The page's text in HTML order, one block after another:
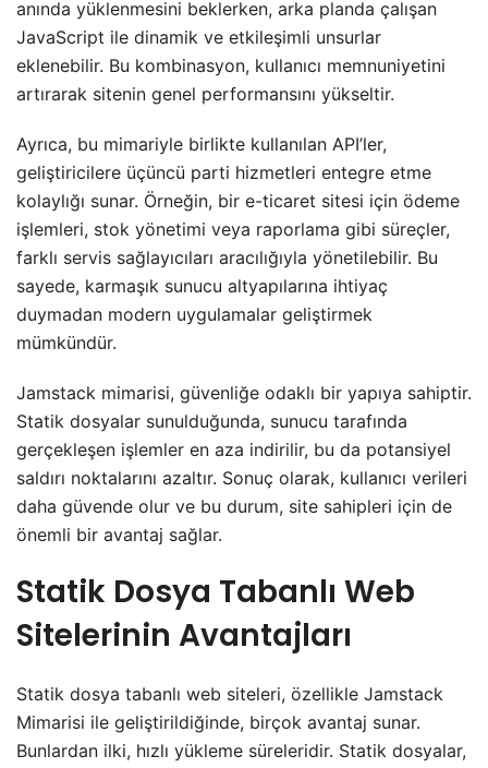
anında yüklenmesini beklerken, arka planda çalışan
JavaScript ile dinamik ve etkileşimli unsurlar
eklenebilir. Bu kombinasyon, kullanıcı memnuniyetini
artırarak sitenin genel performansını yükseltir.
Ayrıca, bu mimariyle birlikte kullanılan API’ler,
geliştiricilere üçüncü parti hizmetleri entegre etme
kolaylığı sunar. Örneğin, bir e-ticaret sitesi için ödeme
işlemleri, stok yönetimi veya raporlama gibi süreçler,
farklı servis sağlayıcıları aracılığıyla yönetilebilir. Bu
sayede, karmaşık sunucu altyapılarına ihtiyaç
duymadan modern uygulamalar geliştirmek
mümkündür.
Jamstack mimarisi, güvenliğe odaklı bir yapıya sahiptir.
Statik dosyalar sunulduğunda, sunucu tarafında
gerçekleşen işlemler en aza indirilir, bu da potansiyel
saldırı noktalarını azaltır. Sonuç olarak, kullanıcı verileri
daha güvende olur ve bu durum, site sahipleri için de
önemli bir avantaj sağlar.
Statik Dosya Tabanlı Web
Sitelerinin Avantajları
Statik dosya tabanlı web siteleri, özellikle Jamstack
Mimarisi ile geliştirildiğinde, birçok avantaj sunar.
Bunlardan ilki, hızlı yükleme süreleridir. Statik dosyalar,